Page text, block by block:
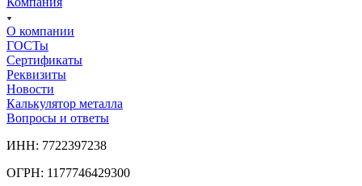
О компании
ГОСТы
Сертификаты
Реквизиты
Новости
Калькулятор металла
Вопросы и ответы
ИНН: 7722397238
ОГРН: 1177746429300